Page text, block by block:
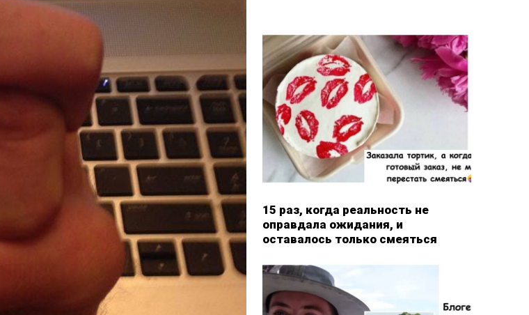
15 раз, когда реальность не
оправдала ожидания, и
оставалось только смеяться